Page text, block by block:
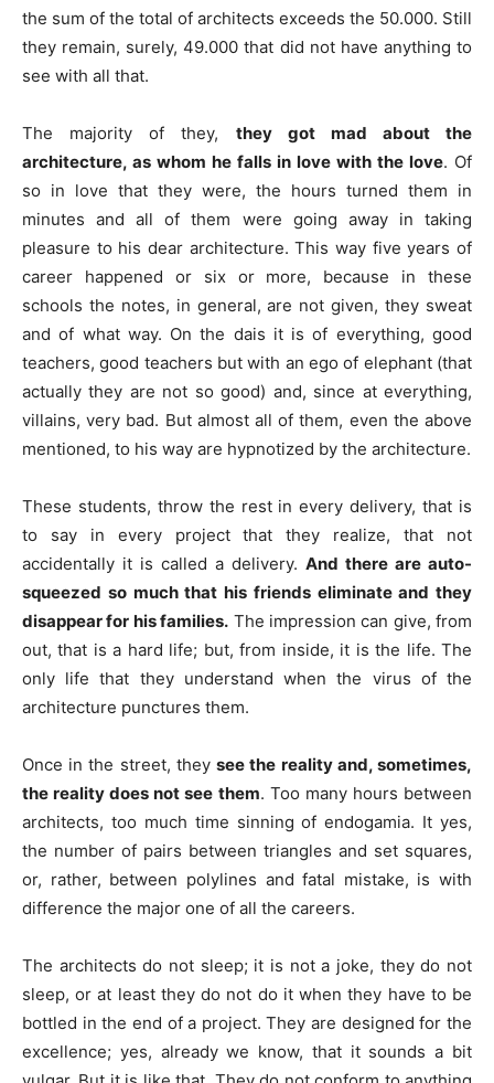
the sum of the total of architects exceeds the 50.000. Still
they remain, surely, 49.000 that did not have anything to
see with all that.
The majority of they, they got mad about the
architecture, as whom he falls in love with the love. Of
so in love that they were, the hours turned them in
minutes and all of them were going away in taking
pleasure to his dear architecture. This way five years of
career happened or six or more, because in these
schools the notes, in general, are not given, they sweat
and of what way. On the dais it is of everything, good
teachers, good teachers but with an ego of elephant (that
actually they are not so good) and, since at everything,
villains, very bad. But almost all of them, even the above
mentioned, to his way are hypnotized by the architecture.
These students, throw the rest in every delivery, that is
to say in every project that they realize, that not
accidentally it is called a delivery. And there are auto-
squeezed so much that his friends eliminate and they
disappear for his families. The impression can give, from
out, that is a hard life; but, from inside, it is the life. The
only life that they understand when the virus of the
architecture punctures them.
Once in the street, theysee the reality and, sometimes,
the reality does not see them. Too many hours between
architects, too much time sinning of endogamia. It yes,
the number of pairs between triangles and set squares,
or, rather, between polylines and fatal mistake, is with
difference the major one of all the careers.
The architects do not sleep; it is not a joke, they do not
sleep, or at least they do not do it when they have to be
bottled in the end of a project. They are designed for the
excellence; yes, already we know, that it sounds a bit